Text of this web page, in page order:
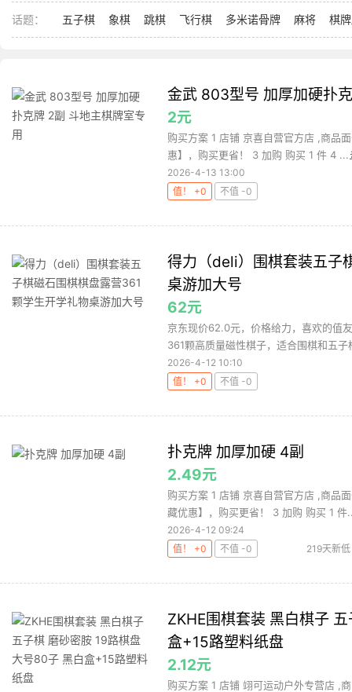
话题： 五子棋 象棋 跳棋 飞行棋 多米诺骨牌 麻将 棋
金武 803型号 加厚加硬扑
2元
购买方案 1 店铺 京喜自营官方店 ,商品
惠】，购买更省！ 3 加购 购买 1 件 4 ...
2026-4-13 13:00
值！ +0
不值 -0
得力（deli）围棋套装五子
桌游加大号
62元
京东现价62.0元，价格给力，喜欢的值
361颗高质量磁性棋子，适合围棋和五
2026-4-12 10:10
值！ +0
不值 -0
扑克牌 加厚加硬 4副
2.49元
购买方案 1 店铺 京喜自营官方店 ,商品
藏优惠】，购买更省！ 3 加购 购买 1 件
2026-4-12 09:24
值！ +0
不值 -0 219天新低
ZKHE围棋套装 黑白棋子
盒+15路塑料纸盘
2.12元
购买方案 1 店铺 翊可运动户外专营店 ,